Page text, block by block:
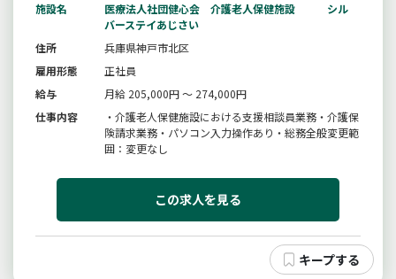
施設名
医療法人社団健心会 介護老人保健施設 シル
バーステイあじさい
住所
兵庫県神戸市北区
雇用形態
正社員
給与
月給 205,000円 ～ 274,000円
仕事内容
・介護老人保健施設における支援相談員業務・介護保
険請求業務・パソコン入力操作あり・総務全般変更範
囲：変更なし
この求人を見る